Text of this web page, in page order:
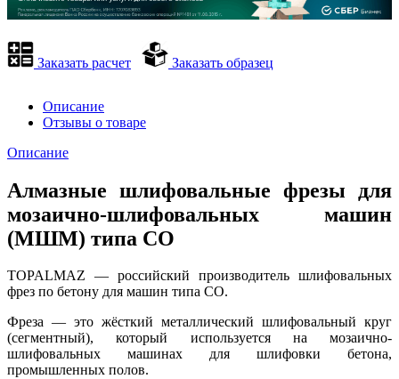
Заказать расчет Заказать образец
Описание
Отзывы о товаре
Описание
Алмазные шлифовальные фрезы для
мозаично-шлифовальных машин
(МШМ) типа СО
TOPALMAZ — российский производитель шлифовальных
фрез по бетону для машин типа СО.
Фреза — это жёсткий металлический шлифовальный круг
(сегментный), который используется на мозаично-
шлифовальных машинах для шлифовки бетона,
промышленных полов.